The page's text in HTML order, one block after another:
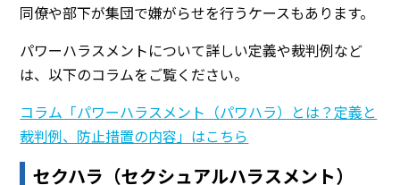
同僚や部下が集団で嫌がらせを行うケースもあります。
パワーハラスメントについて詳しい定義や裁判例など
は、以下のコラムをご覧ください。
コラム「パワーハラスメント（パワハラ）とは？定義と
裁判例、防止措置の内容」はこちら
セクハラ（セクシュアルハラスメント）